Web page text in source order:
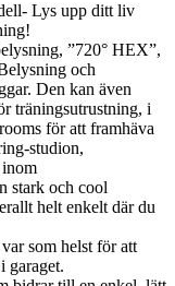
Lys upp ditt liv
”720° HEX”,
och
Den kan även
träningsutrustning, i
för att framhäva
studion,
stark och cool
helt enkelt där du
som helst för att
garaget.